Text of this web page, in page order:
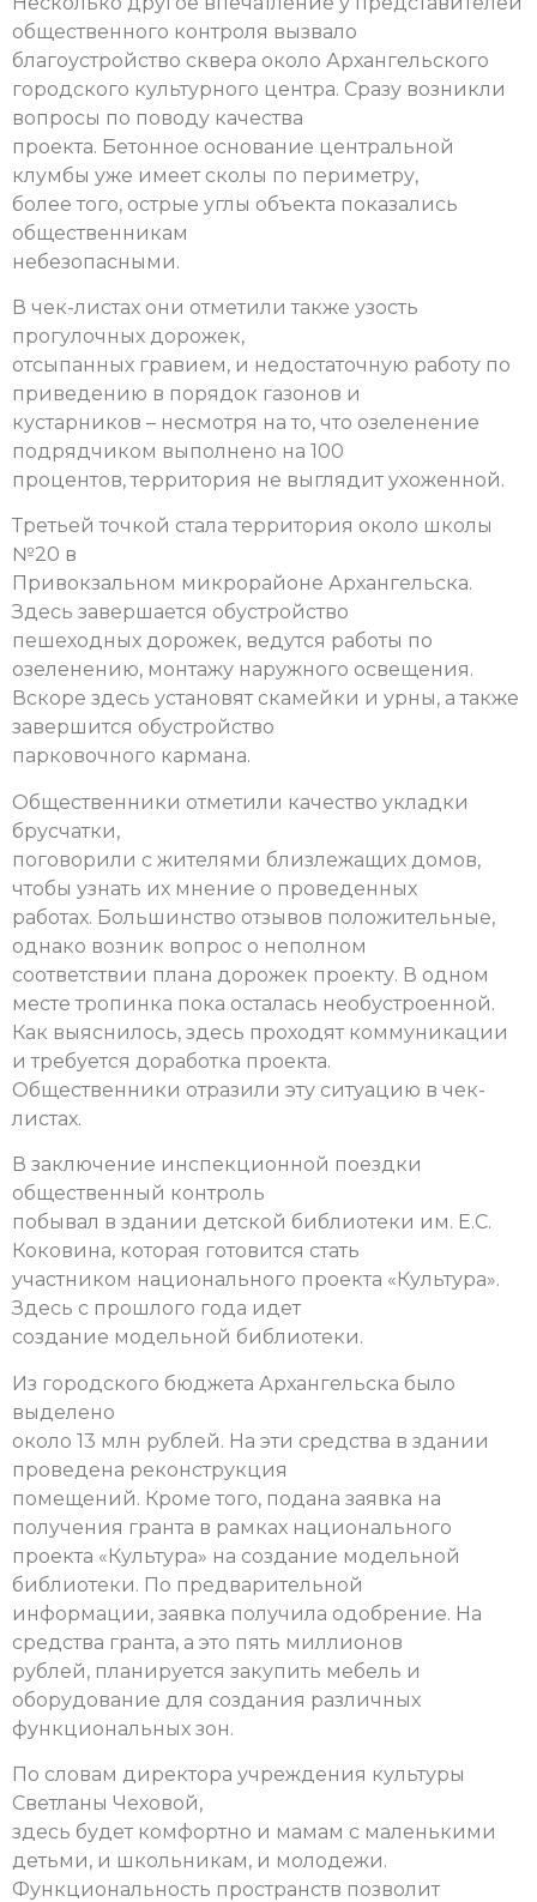
общественного контроля вызвало
благоустройство сквера около Архангельского
городского культурного центра. Сразу возникли
вопросы по поводу качества
проекта. Бетонное основание центральной
клумбы уже имеет сколы по периметру,
более того, острые углы объекта показались
общественникам
небезопасными.
В чек-листах они отметили также узость
прогулочных дорожек,
отсыпанных гравием, и недостаточную работу по
приведению в порядок газонов и
кустарников – несмотря на то, что озеленение
подрядчиком выполнено на 100
процентов, территория не выглядит ухоженной.
Третьей точкой стала территория около школы
№20 в
Привокзальном микрорайоне Архангельска.
Здесь завершается обустройство
пешеходных дорожек, ведутся работы по
озеленению, монтажу наружного освещения.
Вскоре здесь установят скамейки и урны, а также
завершится обустройство
парковочного кармана.
Общественники отметили качество укладки
брусчатки,
поговорили с жителями близлежащих домов,
чтобы узнать их мнение о проведенных
работах. Большинство отзывов положительные,
однако возник вопрос о неполном
соответствии плана дорожек проекту. В одном
месте тропинка пока осталась необустроенной.
Как выяснилось, здесь проходят коммуникации
и требуется доработка проекта.
Общественники отразили эту ситуацию в чек-
листах.
В заключение инспекционной поездки
общественный контроль
побывал в здании детской библиотеки им. Е.С.
Коковина, которая готовится стать
участником национального проекта «Культура».
Здесь с прошлого года идет
создание модельной библиотеки.
Из городского бюджета Архангельска было
выделено
около 13 млн рублей. На эти средства в здании
проведена реконструкция
помещений. Кроме того, подана заявка на
получения гранта в рамках национального
проекта «Культура» на создание модельной
библиотеки. По предварительной
информации, заявка получила одобрение. На
средства гранта, а это пять миллионов
рублей, планируется закупить мебель и
оборудование для создания различных
функциональных зон.
По словам директора учреждения культуры
Светланы Чеховой,
здесь будет комфортно и мамам с маленькими
детьми, и школьникам, и молодежи.
Функциональность пространств позволит